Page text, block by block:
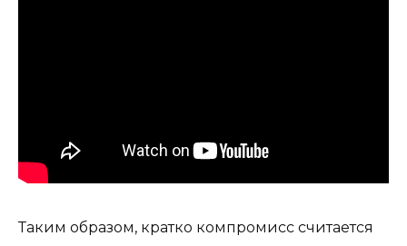
Таким образом, кратко компромисс считается